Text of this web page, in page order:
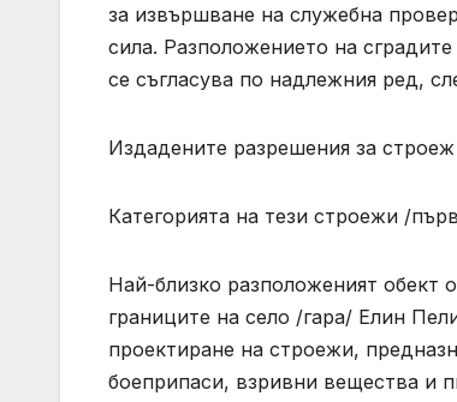
за извършване на служебна
сила. Разположението на
се съгласува по надлежния ред,
Издадените разрешения за
Категорията на тези строежи /
Най-близко разположеният обект
границите на село /гара/ Елин
проектиране на строежи,
боеприпаси, взривни вещества и